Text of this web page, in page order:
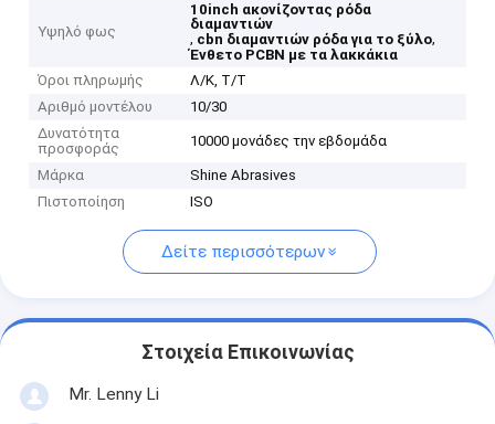
Υψηλό φως
10inch ακονίζοντας ρόδα
διαμαντιών
, cbn διαμαντιών ρόδα για το ξύλο,
Ένθετο PCBN με τα λακκάκια
Όροι πληρωμής
Λ/Κ, Τ/Τ
Αριθμό μοντέλου
10/30
Δυνατότητα
προσφοράς
10000 μονάδες την εβδομάδα
Μάρκα
Shine Abrasives
Πιστοποίηση
ISO
Δείτε περισσότερων
Στοιχεία Επικοινωνίας
Mr. Lenny Li